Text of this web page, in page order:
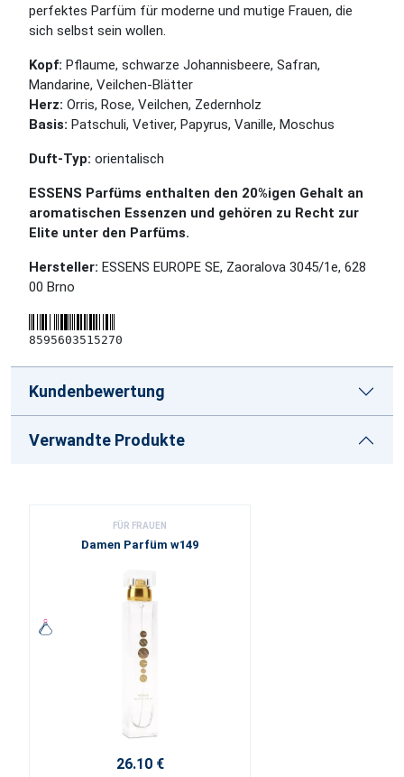
perfektes Parfüm für moderne und mutige Frauen, die
sich selbst sein wollen.
Kopf: Pflaume, schwarze Johannisbeere, Safran,
Mandarine, Veilchen-Blätter
Herz: Orris, Rose, Veilchen, Zedernholz
Basis: Patschuli, Vetiver, Papyrus, Vanille, Moschus
Duft-Typ: orientalisch
ESSENS Parfüms enthalten den 20%igen Gehalt an
aromatischen Essenzen und gehören zu Recht zur
Elite unter den Parfüms.
Hersteller: ESSENS EUROPE SE, Zaoralova 3045/1e, 628
00 Brno
8595603515270
Kundenbewertung
Verwandte Produkte
FÜR FRAUEN
Damen Parfüm w149
26.10 €